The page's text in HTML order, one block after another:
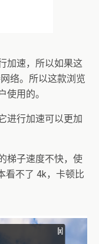
加速，所以如果这
络。所以这款浏览
用的。
进行加速可以更加
梯子速度不快，使
看不了 4k，卡顿比